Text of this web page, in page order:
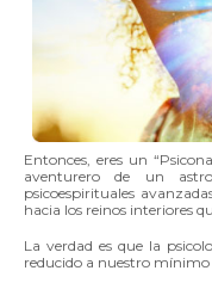
Entonces, eres un
aventurero de un
psicoespirituales
hacia los reinos interiores
La verdad es que la
reducido a nuestro